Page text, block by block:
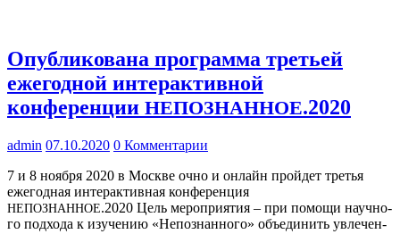
Опубликована программа третьей
ежегодной интерактивной
конференции НЕПОЗНАННОЕ.2020
admin 07.10.2020 0 Комментарии
7 и 8 нояб­ря 2020 в Москве очно и онлайн прой­дет тре­тья
еже­год­ная интер­ак­тив­ная кон­фе­рен­ция
НЕПОЗНАННОЕ.2020 Цель меро­при­я­тия – при помо­щи науч­но­
го под­хо­да к изу­че­нию «Непо­знан­но­го» объ­еди­нить увле­чен­